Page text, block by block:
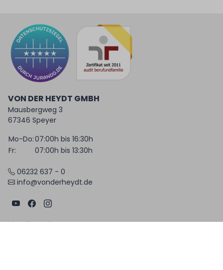
VON DER HEYDT GMBH
Mausbergweg 3
67346 Speyer
Mo-Do:07:00h bis 16:30h
Fr:
07:00h bis 13:30h
06232 637 - 0
info@vonderheydt.de
Linkübersicht